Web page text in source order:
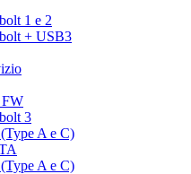
1 e 2
+ USB3
FW
3
A e C)
A e C)